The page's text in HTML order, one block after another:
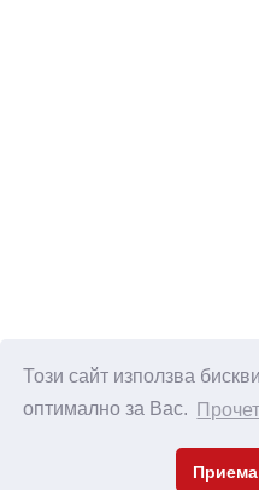
Този сайт използва
оптимално за Вас.